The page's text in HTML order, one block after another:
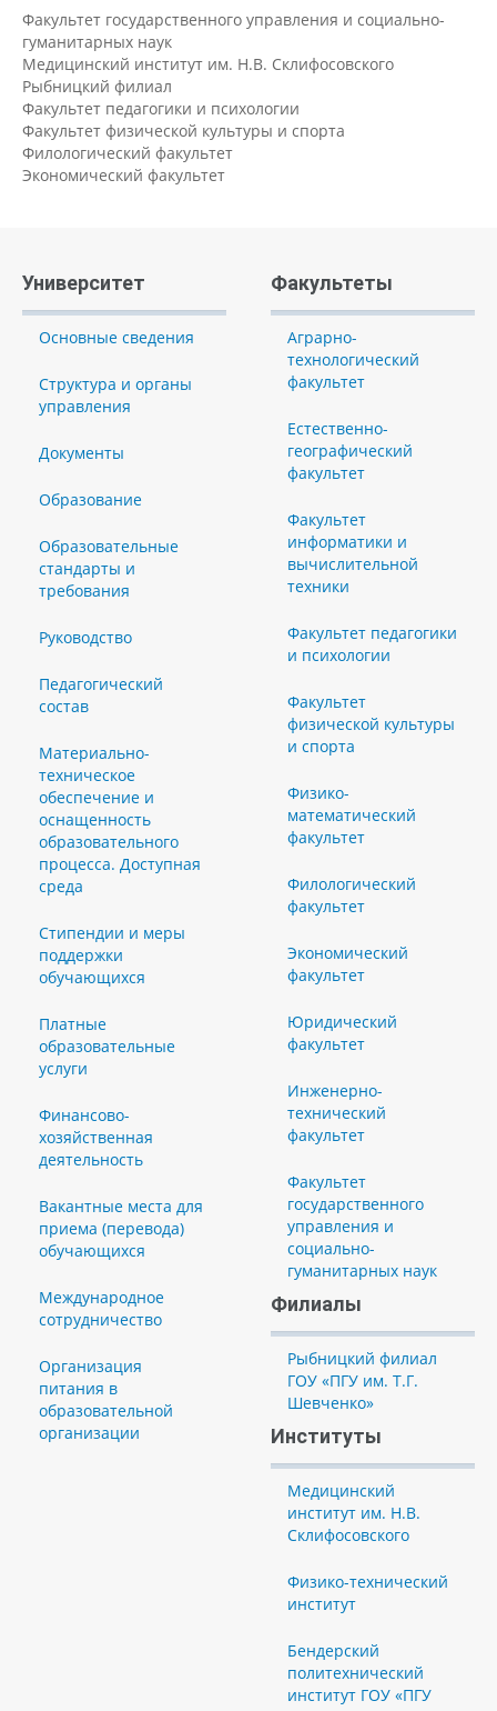
Факультет государственного управления и социально-
гуманитарных наук
Медицинский институт им. Н.В. Склифосовского
Рыбницкий филиал
Факультет педагогики и психологии
Факультет физической культуры и спорта
Филологический факультет
Экономический факультет
Университет
Основные сведения
Структура и органы
управления
Документы
Образование
Образовательные
стандарты и
требования
Руководство
Педагогический
состав
Материально-
техническое
обеспечение и
оснащенность
образовательного
процесса. Доступная
среда
Стипендии и меры
поддержки
обучающихся
Платные
образовательные
услуги
Финансово-
хозяйственная
деятельность
Вакантные места для
приема (перевода)
обучающихся
Международное
сотрудничество
Организация
питания в
образовательной
организации
Факультеты
Аграрно-
технологический
факультет
Естественно-
географический
факультет
Факультет
информатики и
вычислительной
техники
Факультет педагогики
и психологии
Факультет
физической культуры
и спорта
Физико-
математический
факультет
Филологический
факультет
Экономический
факультет
Юридический
факультет
Инженерно-
технический
факультет
Факультет
государственного
управления и
социально-
гуманитарных наук
Филиалы
Рыбницкий филиал
ГОУ «ПГУ им. Т.Г.
Шевченко»
Институты
Медицинский
институт им. Н.В.
Склифосовского
Физико-технический
институт
Бендерский
политехнический
институт ГОУ «ПГУ